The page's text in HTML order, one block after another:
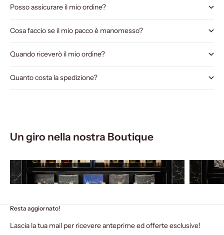
Posso assicurare il mio ordine?
Cosa faccio se il mio pacco è manomesso?
Quando riceverò il mio ordine?
Quanto costa la spedizione?
Un giro nella nostra Boutique
Resta aggiornato!
Lascia la tua mail per ricevere anteprime ed offerte esclusive!